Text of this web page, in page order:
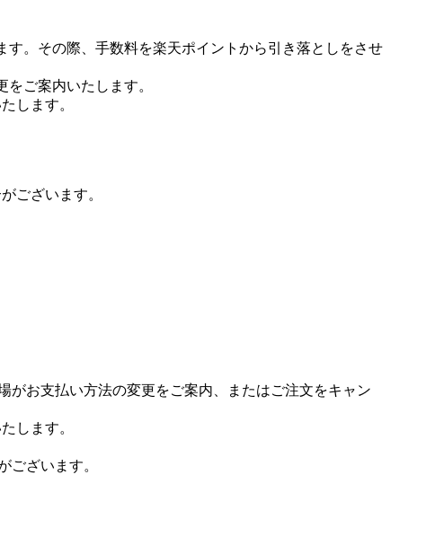
。その際、手数料を楽天ポイントから引き落としをさせ
ご案内いたします。
します。
ございます。
がお支払い方法の変更をご案内、またはご注文をキャン
します。
ございます。